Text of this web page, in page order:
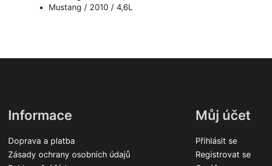
Mustang / 2010 / 4,6L
Informace
Doprava a platba
Zásady ochrany osobních údajů
Můj účet
Přihlásit se
Registrovat se